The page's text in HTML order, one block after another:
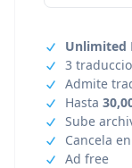
Unlimited
3
Admite
Hasta
Sube
Cancela
Ad free